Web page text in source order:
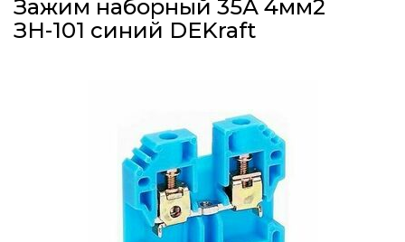
Зажим наборный 35А 4мм2
ЗН-101 синий DEKraft